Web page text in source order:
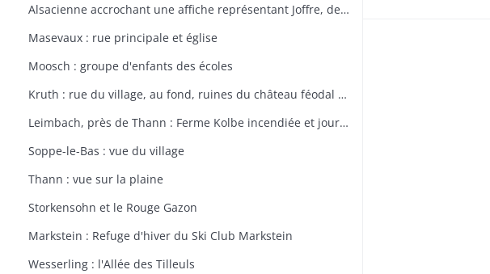
Alsacienne accrochant une affiche représentant Joffre, dessin de Th. CROY
Masevaux : rue principale et église
Moosch : groupe d'enfants des écoles
Kruth : rue du village, au fond, ruines du château féodal de Wildenstein
Leimbach, près de Thann : Ferme Kolbe incendiée et journellement bombardée avec les dépendances en ruines
Soppe-le-Bas : vue du village
Thann : vue sur la plaine
Storkensohn et le Rouge Gazon
Markstein : Refuge d'hiver du Ski Club Markstein
Wesserling : l'Allée des Tilleuls